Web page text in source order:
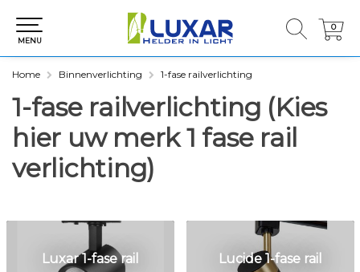
0
0
MENU
Home Binnenverlichting 1-fase railverlichting
1-fase railverlichting (Kies
hier uw merk 1 fase rail
verlichting)
Luxar 1-fase rail Lucide 1-fase rail